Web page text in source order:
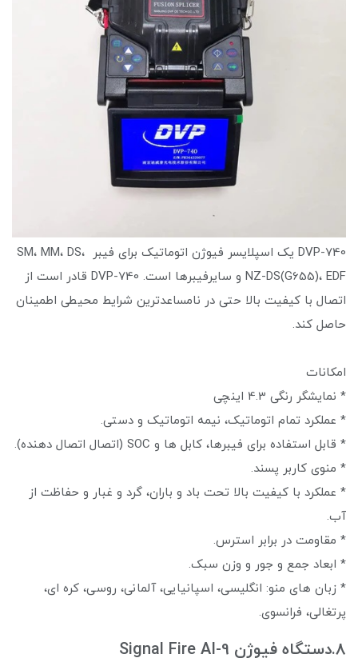
DVP-740 یک اسپلایسر فیوژن اتوماتیک برای فیبر SM، MM، DS،
NZ-DS(G655)، EDF و سایرفیبرها است. DVP-740 قادر است از
اتصال با کیفیت بالا حتی در نامساعدترین شرایط محیطی اطمینان
حاصل کند.
امکانات
* نمایشگر رنگی 4.3 اینچی
* عملکرد تمام اتوماتیک، نیمه اتوماتیک و دستی.
* قابل استفاده برای فیبرها، کابل ها و SOC (اتصال اتصال دهنده).
* منوی کاربر پسند.
* عملکرد با کیفیت بالا تحت باد و باران، گرد و غبار و حفاظت از
آب.
* مقاومت در برابر استرس.
* ابعاد جمع و جور و وزن سبک.
* زبان های منو: انگلیسی، اسپانیایی، آلمانی، روسی، کره ای،
پرتغالی، فرانسوی.
8.دستگاه فیوژن Signal Fire AI-9